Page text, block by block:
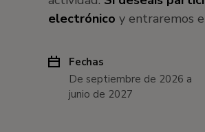
electrónico y entraremos
Fechas
De septiembre de 2026 a
junio de 2027